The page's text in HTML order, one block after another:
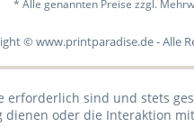
* Alle genannten Preise zzgl.
© www.printparadise.de - Alle
sind und stets
oder die Interaktion